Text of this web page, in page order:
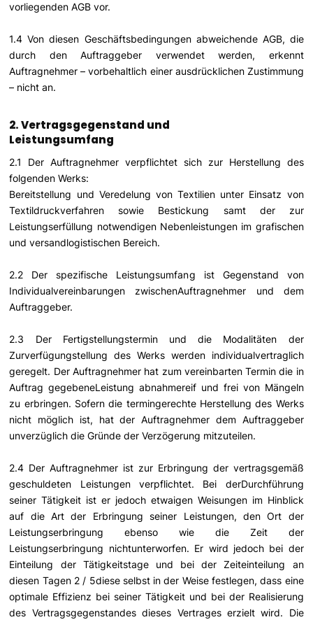
vorliegenden AGB vor.
1.4 Von diesen Geschäftsbedingungen abweichende AGB, die
durch den Auftraggeber verwendet werden, erkennt
Auftragnehmer – vorbehaltlich einer ausdrücklichen Zustimmung
– nicht an.
2. Vertragsgegenstand und
Leistungsumfang
2.1 Der Auftragnehmer verpflichtet sich zur Herstellung des
folgenden Werks:
Bereitstellung und Veredelung von Textilien unter Einsatz von
Textildruckverfahren sowie Bestickung samt der zur
Leistungserfüllung notwendigen Nebenleistungen im grafischen
und versandlogistischen Bereich.
2.2 Der spezifische Leistungsumfang ist Gegenstand von
Individualvereinbarungen zwischenAuftragnehmer und dem
Auftraggeber.
2.3 Der Fertigstellungstermin und die Modalitäten der
Zurverfügungstellung des Werks werden individualvertraglich
geregelt. Der Auftragnehmer hat zum vereinbarten Termin die in
Auftrag gegebeneLeistung abnahmereif und frei von Mängeln
zu erbringen. Sofern die termingerechte Herstellung des Werks
nicht möglich ist, hat der Auftragnehmer dem Auftraggeber
unverzüglich die Gründe der Verzögerung mitzuteilen.
2.4 Der Auftragnehmer ist zur Erbringung der vertragsgemäß
geschuldeten Leistungen verpflichtet. Bei derDurchführung
seiner Tätigkeit ist er jedoch etwaigen Weisungen im Hinblick
auf die Art der Erbringung seiner Leistungen, den Ort der
Leistungserbringung ebenso wie die Zeit der
Leistungserbringung nichtunterworfen. Er wird jedoch bei der
Einteilung der Tätigkeitstage und bei der Zeiteinteilung an
diesen Tagen 2 / 5diese selbst in der Weise festlegen, dass eine
optimale Effizienz bei seiner Tätigkeit und bei der Realisierung
des Vertragsgegenstandes dieses Vertrages erzielt wird. Die